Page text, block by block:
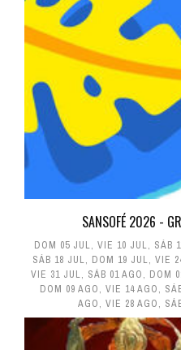
SANSOFÉ 2026 -
DOM 05 JUL, VIE 10 JUL, SÁB
SÁB 18 JUL, DOM 19 JUL, VIE
VIE 31 JUL, SÁB 01 AGO, DOM
DOM 09 AGO, VIE 14 AGO,
AGO, VIE 28 AGO,